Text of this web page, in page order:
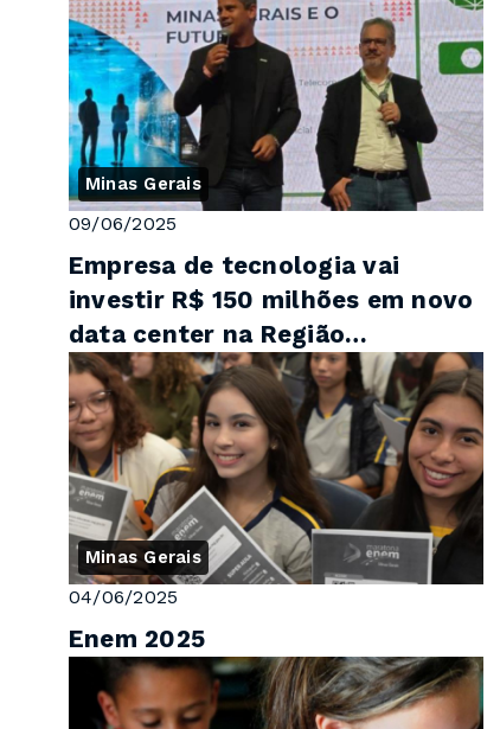
Minas Gerais
09/06/2025
Empresa de tecnologia vai
investir R$ 150 milhões em novo
data center na Região
Metropolitana de Belo Horizonte
Minas Gerais
04/06/2025
Enem 2025